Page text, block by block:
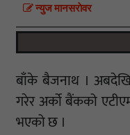
न्युज मानसराेवर
बाँके बैजनाथ ।
गरेर अर्को बैंकको
भएको छ ।